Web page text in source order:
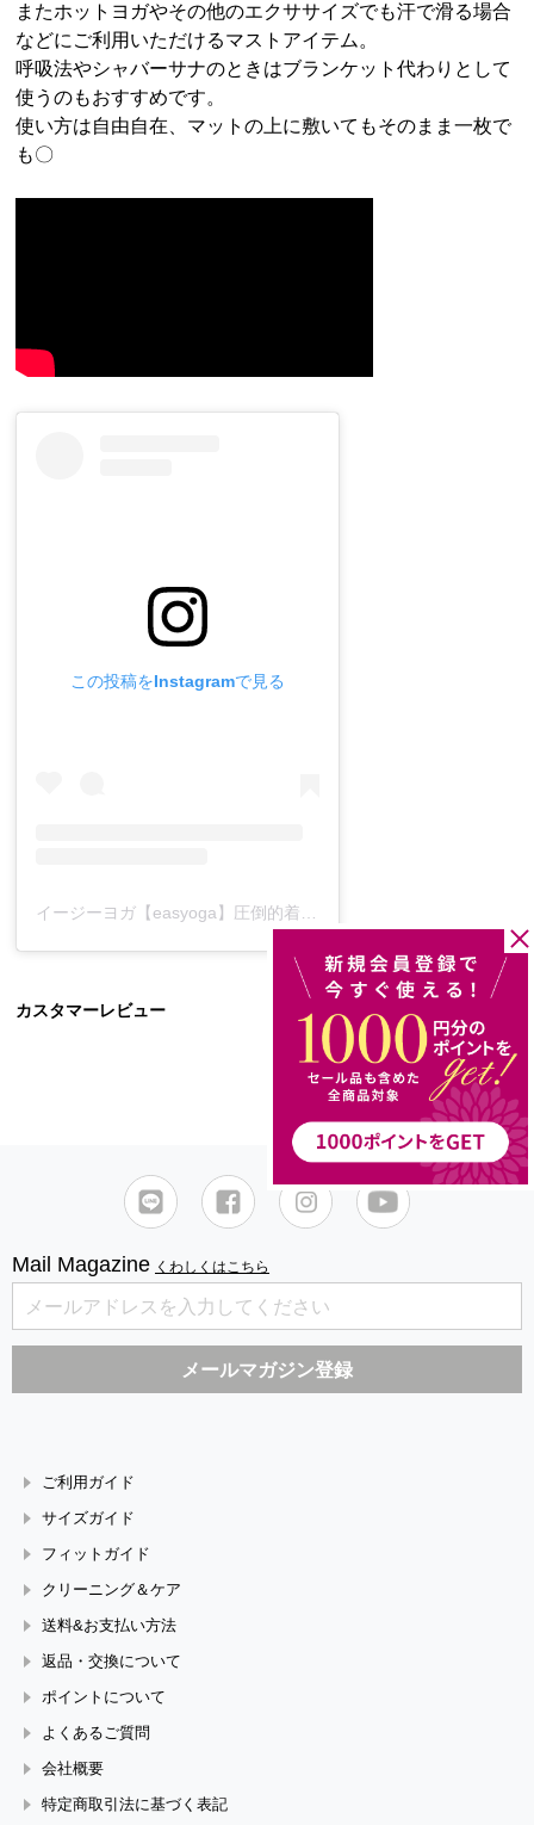
またホットヨガやその他のエクササイズでも汗で滑る場合
などにご利用いただけるマストアイテム。
呼吸法やシャバーサナのときはブランケット代わりとして
使うのもおすすめです。
使い方は自由自在、マットの上に敷いてもそのまま一枚で
も〇
この投稿をInstagramで見る
イージーヨガ【easyoga】圧倒的着心地とデザイン(@easyogajp)がシェアした投稿
カスタマーレビュー
レビューを書く
Mail Magazine くわしくはこちら
ご利用ガイド
サイズガイド
フィットガイド
クリーニング＆ケア
送料&お支払い方法
返品・交換について
ポイントについて
よくあるご質問
会社概要
特定商取引法に基づく表記